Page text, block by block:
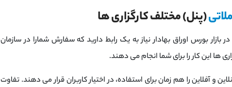
(پنل) مختلف کارگزاری ها
بورس اوراق بهادار نیاز به یک رابط دارید که سفارش شمارا در سازمان
ها این کار را برای شما انجام می دهند.
و آفلاین را هم زمان برای استفاده، در اختیار کاربران قرار می دهند. تفاوت